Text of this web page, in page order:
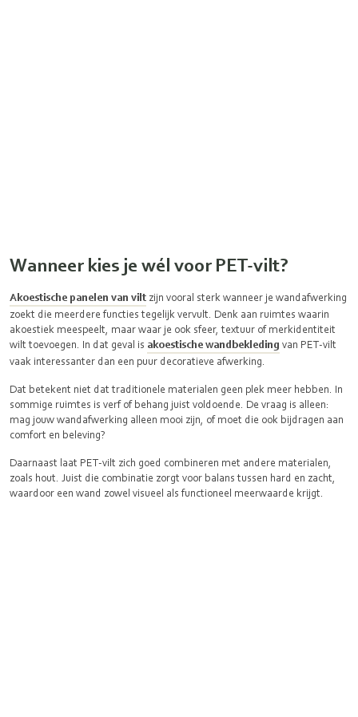
Wanneer kies je wél voor PET-vilt?
Akoestische panelen van vilt zijn vooral sterk wanneer je wandafwerking
zoekt die meerdere functies tegelijk vervult. Denk aan ruimtes waarin
akoestiek meespeelt, maar waar je ook sfeer, textuur of merkidentiteit
wilt toevoegen. In dat geval is akoestische wandbekleding van PET-vilt
vaak interessanter dan een puur decoratieve afwerking.
Dat betekent niet dat traditionele materialen geen plek meer hebben. In
sommige ruimtes is verf of behang juist voldoende. De vraag is alleen:
mag jouw wandafwerking alleen mooi zijn, of moet die ook bijdragen aan
comfort en beleving?
Daarnaast laat PET‑vilt zich goed combineren met andere materialen,
zoals hout. Juist die combinatie zorgt voor balans tussen hard en zacht,
waardoor een wand zowel visueel als functioneel meerwaarde krijgt.